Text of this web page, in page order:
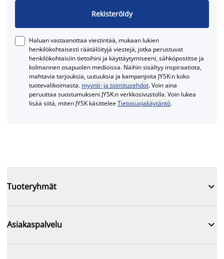
Rekisteröidy
Haluan vastaanottaa viestintää, mukaan lukien
henkilökohtaisesti räätälöityjä viestejä, jotka perustuvat
henkilökohtaisiin tietoihini ja käyttäytymiseeni, sähköpostitse ja
kolmannen osapuolen medioissa. Näihin sisältyy inspiraatiota,
mahtavia tarjouksia, uutuuksia ja kampanjoita JYSK:n koko
tuotevalikoimasta. myynti- ja toimitusehdot. Voin aina
peruuttaa suostumukseni JYSK:n verkkosivustolla. Voin lukea
lisää siitä, miten JYSK käsitteleeTietosuojakäytäntö.
Tuoteryhmät 
Asiakaspalvelu 